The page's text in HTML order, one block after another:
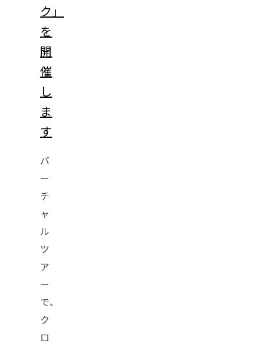
ク」
を
開
催
し
ま
す
バ
ー
チ
ャ
ル
ツ
ア
ー
で、
ク
ロ